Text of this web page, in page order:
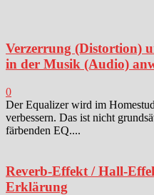
Verzerrung (Distortion)
in der Musik (Audio)
0
Der Equalizer wird im
verbessern. Das ist nicht
färbenden EQ....
Reverb-Effekt / Hall-
Erklärung